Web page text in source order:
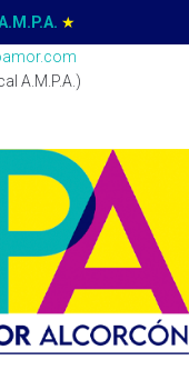
★
A.M.P.A.)